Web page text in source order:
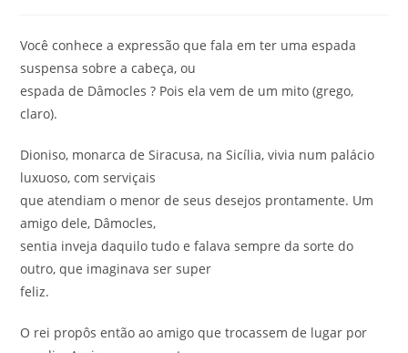
Você conhece a expressão que fala em ter uma espada
suspensa sobre a cabeça, ou
espada de Dâmocles ? Pois ela vem de um mito (grego,
claro).
Dioniso, monarca de Siracusa, na Sicília, vivia num palácio
luxuoso, com serviçais
que atendiam o menor de seus desejos prontamente. Um
amigo dele, Dâmocles,
sentia inveja daquilo tudo e falava sempre da sorte do
outro, que imaginava ser super
feliz.
O rei propôs então ao amigo que trocassem de lugar por